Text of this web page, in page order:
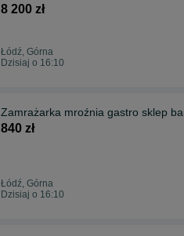
8 200 zł
Łódź, Górna
Dzisiaj o 16:10
Zamrażarka mroźnia gastro sklep
840 zł
Łódź, Górna
Dzisiaj o 16:10